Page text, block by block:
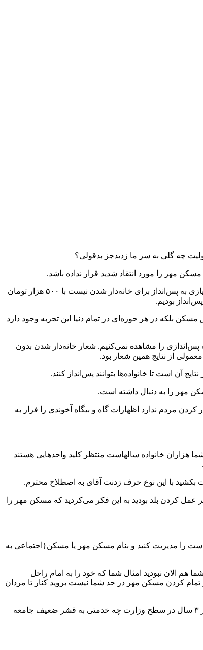
چه گلی به سر ما زدیدجز بدقولی؟
مهر را مورد انتقاد شدید قرار نداده باشد.
وی در تازه‌ترین اظهارات در گردهمایی مدیران ارشد و روسای شعب بانک مسکن گفت: متأسفانه در دولت‌های نهم و دهم با این شعار عام‌پسند که نیازی به پس‌انداز برای خانه‌دار شدن نیست با ۵۰۰ هزار تومان
بودیم.
بلکه در هر حوزه‌ای در تمام دنیا این تجربه وجود دارد
پس‌اندازی را مشاهده نمی‌کنیم. شعار خانه‌دار شدن بدون
آن است تا خانواده‌ها بتوانند پس‌انداز کنند.
مهر را به دنبال داشته است.
مردم ندارد اظهارات گاه و بیگاه آخوندی را فرار به
هزاران خانواده سالهاست منتظر کلید واحدهایی هستند
بکشید با این نوع حرف زدنت آقای به اصطلاح محترم.
کردن بلد بودید به این فکر می‌کردید که مسکن مهر را
را مدیریت کنید و بنام مسکن مهر یا مسکن{اجتماعی به
هم الان نبودید امثال شما که خود را به امام راحل
تمام کردن مسکن مهر در حد شما نیست بروید کنار تا مردان
از کوزه همان تراود که در اوست. همان طرح پوپولیستی در خدمت مردم متوسط و فقیر جامعه بود جناب وزیر ۳ سال در سطح وزارت چه خدمتی به قشر ضعیف جامعه